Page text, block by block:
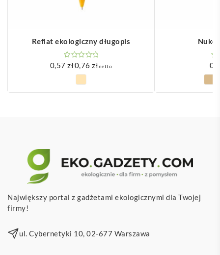
Reflat ekologiczny długopis
0,57zł0,76złnetto
Największy portal z gadżetami ekologicznymi dla Twojej
firmy!
ul. Cybernetyki 10, 02-677 Warszawa